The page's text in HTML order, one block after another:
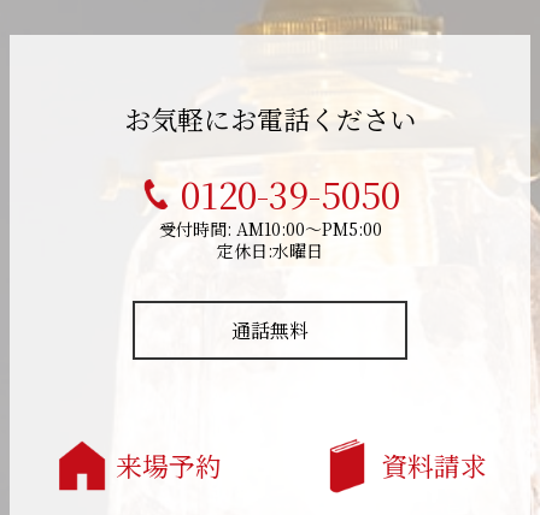
お気軽にお電話ください
0120-39-5050
受付時間: AM10:00～PM5:00
定休日:水曜日
通話無料
来場予約 資料請求